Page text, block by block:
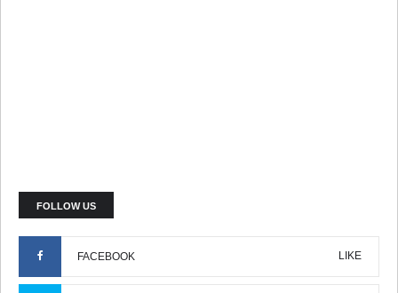
FOLLOW US
FACEBOOK LIKE